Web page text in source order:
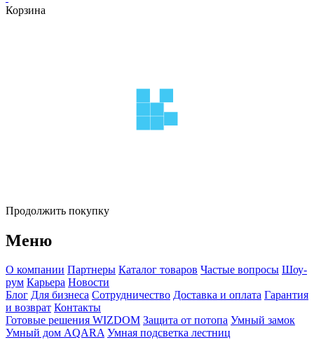
Корзина
Продолжить покупку
Меню
О компании Партнеры Каталог товаров Частые вопросы Шоу-
рум Карьера Новости
Блог Для бизнеса Сотрудничество Доставка и оплата Гарантия
и возврат Контакты
Готовые решения WIZDOM Защита от потопа Умный замок
Умный дом AQARA Умная подсветка лестниц